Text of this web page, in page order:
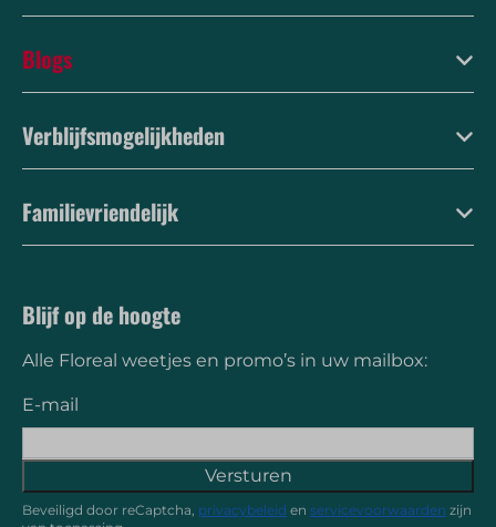
Blogs
Verblijfsmogelijkheden
Familievriendelijk
Blijf op de hoogte
Alle Floreal weetjes en promo’s in uw mailbox:
E-mail
Versturen
Beveiligd door reCaptcha, privacybeleid en servicevoorwaarden zijn